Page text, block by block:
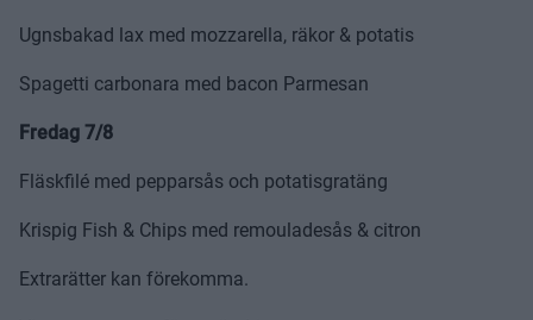
Ugnsbakad lax med mozzarella, räkor & potatis
Spagetti carbonara med bacon Parmesan
Fredag 7/8
Fläskfilé med pepparsås och potatisgratäng
Krispig Fish & Chips med remouladesås & citron
Extrarätter kan förekomma.